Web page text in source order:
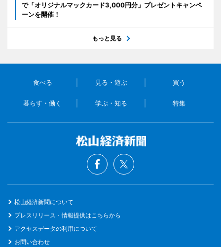
で「オリジナルマックカード3,000円分」プレゼントキャンペ
ーンを開催！
もっと見る
食べる 見る・遊ぶ 買う
暮らす・働く 学ぶ・知る 特集
松山経済新聞について
プレスリリース・情報提供はこちらから
アクセスデータの利用について
お問い合わせ